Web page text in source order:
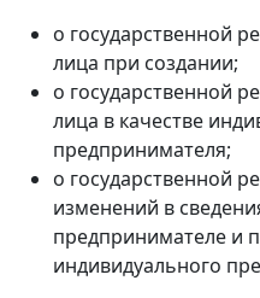
о государственной
лица при создании;
о государственной
лица в качестве
предпринимателя;
о государственной
изменений в
предпринимателе и
индивидуального